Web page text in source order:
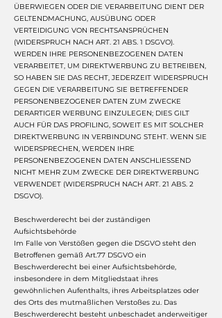
ÜBERWIEGEN ODER DIE VERARBEITUNG DIENT DER
GELTENDMACHUNG, AUSÜBUNG ODER
VERTEIDIGUNG VON RECHTSANSPRÜCHEN
(WIDERSPRUCH NACH ART. 21 ABS. 1 DSGVO).
WERDEN IHRE PERSONENBEZOGENEN DATEN
VERARBEITET, UM DIREKTWERBUNG ZU BETREIBEN,
SO HABEN SIE DAS RECHT, JEDERZEIT WIDERSPRUCH
GEGEN DIE VERARBEITUNG SIE BETREFFENDER
PERSONENBEZOGENER DATEN ZUM ZWECKE
DERARTIGER WERBUNG EINZULEGEN; DIES GILT
AUCH FÜR DAS PROFILING, SOWEIT ES MIT SOLCHER
DIREKTWERBUNG IN VERBINDUNG STEHT. WENN SIE
WIDERSPRECHEN, WERDEN IHRE
PERSONENBEZOGENEN DATEN ANSCHLIESSEND
NICHT MEHR ZUM ZWECKE DER DIREKTWERBUNG
VERWENDET (WIDERSPRUCH NACH ART. 21 ABS. 2
DSGVO).
Beschwerderecht bei der zuständigen
Aufsichtsbehörde
Im Falle von Verstößen gegen die DSGVO steht den
Betroffenen gemäß Art.77 DSGVO ein
Beschwerderecht bei einer Aufsichtsbehörde,
insbesondere in dem Mitgliedstaat ihres
gewöhnlichen Aufenthalts, ihres Arbeitsplatzes oder
des Orts des mutmaßlichen Verstoßes zu. Das
Beschwerderecht besteht unbeschadet anderweitiger